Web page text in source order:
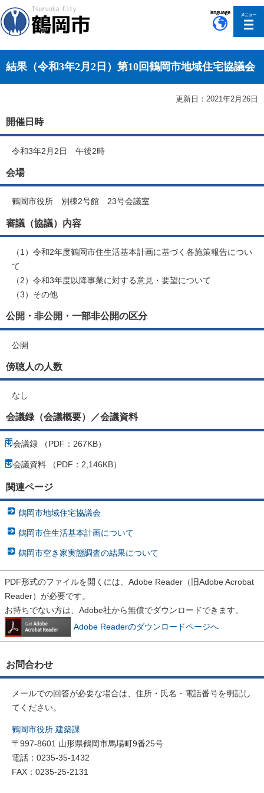
結果（令和3年2月2日）第10回鶴岡市地域住宅協議会
更新日：2021年2月26日
開催日時
令和3年2月2日 午後2時
会場
鶴岡市役所 別棟2号館 23号会議室
審議（協議）内容
（1）令和2年度鶴岡市住生活基本計画に基づく各施策報告につい
て
（2）令和3年度以降事業に対する意見・要望について
（3）その他
公開・非公開・一部非公開の区分
公開
傍聴人の人数
なし
会議録（会議概要）／会議資料
会議録 （PDF：267KB）
会議資料 （PDF：2,146KB）
関連ページ
鶴岡市地域住宅協議会
鶴岡市住生活基本計画について
鶴岡市空き家実態調査の結果について
PDF形式のファイルを開くには、Adobe Reader（旧Adobe Acrobat
Reader）が必要です。
お持ちでない方は、Adobe社から無償でダウンロードできます。
Adobe Readerのダウンロードページへ
お問合わせ
メールでの回答が必要な場合は、住所・氏名・電話番号を明記し
てください。
鶴岡市役所 建築課
〒997-8601 山形県鶴岡市馬場町9番25号
電話：0235-35-1432
FAX：0235-25-2131